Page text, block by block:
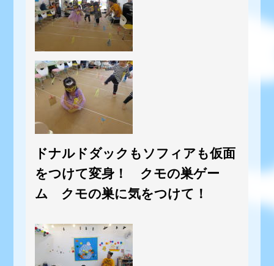
ドナルドダックもソフィアも仮面
をつけて変身！ クモの巣ゲー
ム クモの巣に気をつけて！